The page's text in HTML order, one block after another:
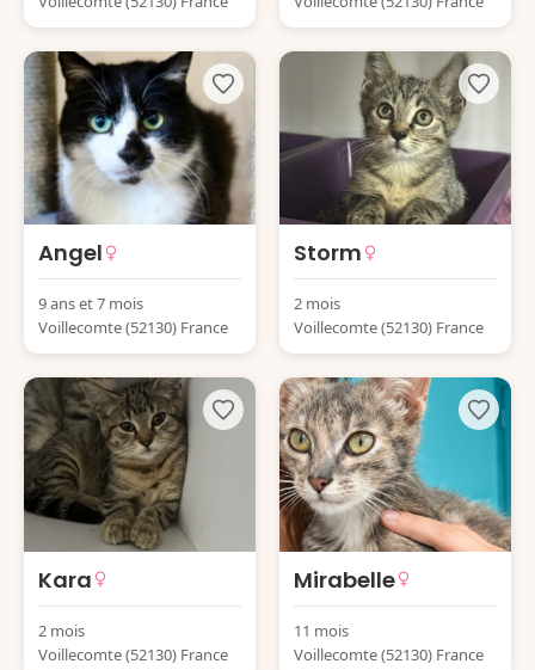
Angel
9 ans et 7 mois
Voillecomte (52130) France
Storm
2 mois
Voillecomte (52130) France
Kara
2 mois
Voillecomte (52130) France
Mirabelle
11 mois
Voillecomte (52130) France